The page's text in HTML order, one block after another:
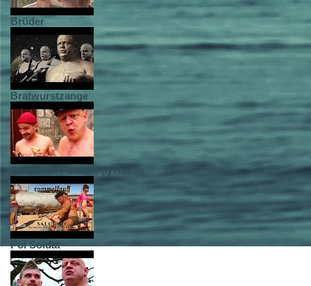
Brüder
Bratwurstzange
Salutare - Pankow (I) Remix
Poi Soldat